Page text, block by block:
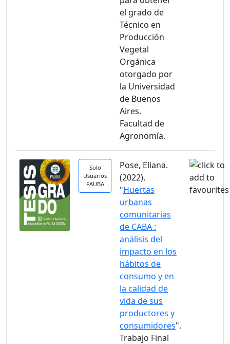
el grado de
Técnico en
Producción
Vegetal
Orgánica
otorgado por
la Universidad
de Buenos
Aires.
Facultad de
Agronomía.
Solo
Usuarios
FAUBA
Pose, Eliana.
(2022).
"Huertas
urbanas
comunitarias
de CABA :
análisis del
impacto en los
hábitos de
consumo y en
la calidad de
vida de sus
productores y
consumidores".
Trabajo Final